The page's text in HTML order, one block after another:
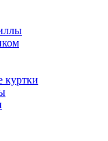
куртки